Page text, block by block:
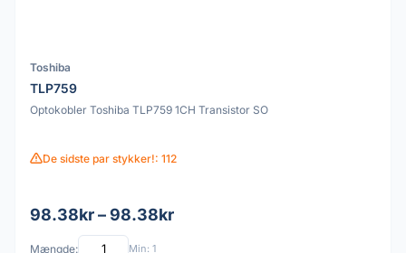
Toshiba
TLP759
Optokobler Toshiba TLP759 1CH Transistor SO
De sidste par stykker!: 112
98.38kr – 98.38kr
Mængde: Min: 1